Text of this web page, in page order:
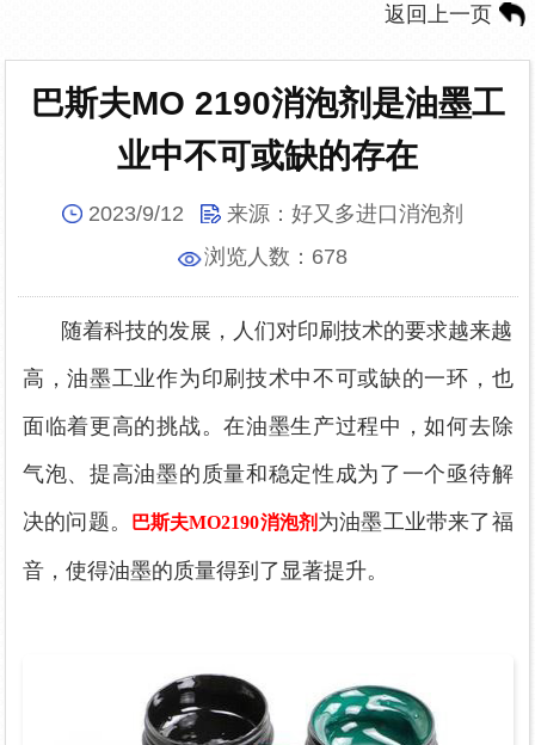
巴斯夫MO 2190消泡剂是油墨工
业中不可或缺的存在
2023/9/12 来源：好又多进口消泡剂
浏览人数： 678
返回上一页
随着科技的发展，人们对印刷技术的要求越来越
高，油墨工业作为印刷技术中不可或缺的一环，也
面临着更高的挑战。在油墨生产过程中，如何去除
气泡、提高油墨的质量和稳定性成为了一个亟待解
决的问题。
巴斯夫MO2190消泡剂 为油墨工业带来了福
音，使得油墨的质量得到了显著提升。